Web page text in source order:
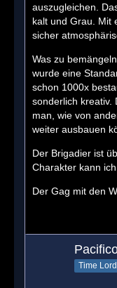
auszugleichen.
kalt und Grau. Mit
sicher
Was zu
wurde eine
schon 1000x
sonderlich kreativ.
man, wie von
weiter ausbauen
Der Brigadier ist
Charakter kann
Der Gag mit den
Time Lord